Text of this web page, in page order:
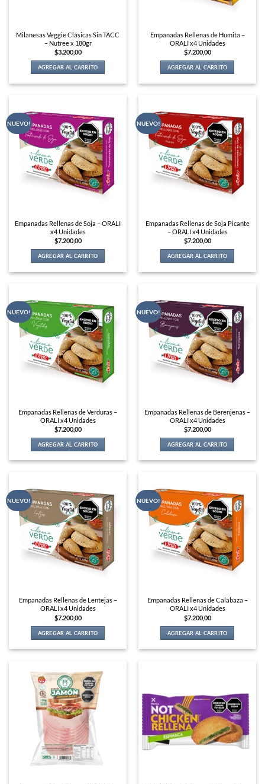
Milanesas Veggie Clásicas Sin TACC
– Nutree x 180gr
$3.200,00
AGREGAR AL CARRITO
Empanadas Rellenas de Humita –
ORALI x4 Unidades
$7.200,00
AGREGAR AL CARRITO
NUEVO!
Empanadas Rellenas de Soja – ORALI
x4 Unidades
$7.200,00
AGREGAR AL CARRITO
NUEVO!
Empanadas Rellenas de Soja Picante
– ORALI x4 Unidades
$7.200,00
AGREGAR AL CARRITO
NUEVO!
Empanadas Rellenas de Verduras –
ORALI x4 Unidades
$7.200,00
AGREGAR AL CARRITO
NUEVO!
Empanadas Rellenas de Berenjenas –
ORALI x4 Unidades
$7.200,00
AGREGAR AL CARRITO
NUEVO!
Empanadas Rellenas de Lentejas –
ORALI x4 Unidades
$7.200,00
AGREGAR AL CARRITO
NUEVO!
Empanadas Rellenas de Calabaza –
ORALI x4 Unidades
$7.200,00
AGREGAR AL CARRITO